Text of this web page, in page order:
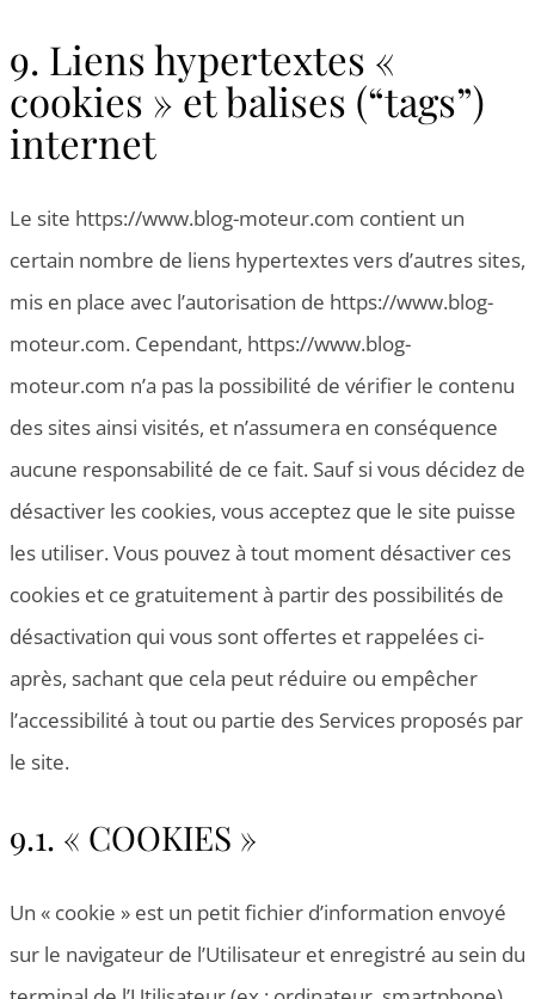
9. Liens hypertextes «
cookies » et balises (“tags”)
internet
Le site https://www.blog-moteur.com contient un
certain nombre de liens hypertextes vers d’autres sites,
mis en place avec l’autorisation de https://www.blog-
moteur.com. Cependant, https://www.blog-
moteur.com n’a pas la possibilité de vérifier le contenu
des sites ainsi visités, et n’assumera en conséquence
aucune responsabilité de ce fait. Sauf si vous décidez de
désactiver les cookies, vous acceptez que le site puisse
les utiliser. Vous pouvez à tout moment désactiver ces
cookies et ce gratuitement à partir des possibilités de
désactivation qui vous sont offertes et rappelées ci-
après, sachant que cela peut réduire ou empêcher
l’accessibilité à tout ou partie des Services proposés par
le site.
9.1. « COOKIES »
Un « cookie » est un petit fichier d’information envoyé
sur le navigateur de l’Utilisateur et enregistré au sein du